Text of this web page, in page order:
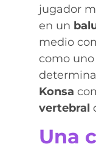
jugador
en un
medio
como
Konsa
vertebral
Una